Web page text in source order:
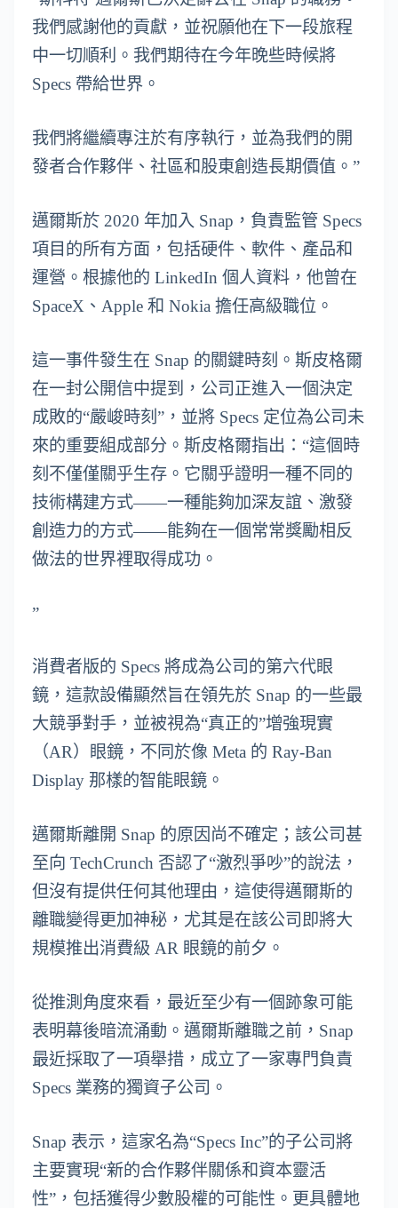
我們感謝他的貢獻，並祝願他在下一段旅程
中一切順利。我們期待在今年晚些時候將
Specs 帶給世界。
我們將繼續專注於有序執行，並為我們的開
發者合作夥伴、社區和股東創造長期價值。”
邁爾斯於 2020 年加入 Snap，負責監管 Specs
項目的所有方面，包括硬件、軟件、產品和
運營。根據他的 LinkedIn 個人資料，他曾在
SpaceX、Apple 和 Nokia 擔任高級職位。
這一事件發生在 Snap 的關鍵時刻。斯皮格爾
在一封公開信中提到，公司正進入一個決定
成敗的“嚴峻時刻”，並將 Specs 定位為公司未
來的重要組成部分。斯皮格爾指出：“這個時
刻不僅僅關乎生存。它關乎證明一種不同的
技術構建方式——一種能夠加深友誼、激發
創造力的方式——能夠在一個常常獎勵相反
做法的世界裡取得成功。
”
消費者版的 Specs 將成為公司的第六代眼
鏡，這款設備顯然旨在領先於 Snap 的一些最
大競爭對手，並被視為“真正的”增強現實
（AR）眼鏡，不同於像 Meta 的 Ray-Ban
Display 那樣的智能眼鏡。
邁爾斯離開 Snap 的原因尚不確定；該公司甚
至向 TechCrunch 否認了“激烈爭吵”的說法，
但沒有提供任何其他理由，這使得邁爾斯的
離職變得更加神秘，尤其是在該公司即將大
規模推出消費級 AR 眼鏡的前夕。
從推測角度來看，最近至少有一個跡象可能
表明幕後暗流涌動。邁爾斯離職之前，Snap
最近採取了一項舉措，成立了一家專門負責
Specs 業務的獨資子公司。
Snap 表示，這家名為“Specs Inc”的子公司將
主要實現“新的合作夥伴關係和資本靈活
性”，包括獲得少數股權的可能性。更具體地